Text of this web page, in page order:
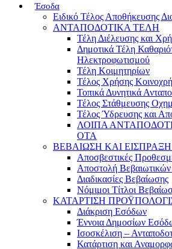
Έσοδα
Ειδικό Τέλος Αποθήκευσης
ΑΝΤΑΠΟΔΟΤΙΚΑ ΤΕΛΗ
Τέλη Διέλευσης και
Δημοτικά Τέλη
Ηλεκτροφωτισμού
Τέλη Κοιμητηρίων
Τέλος Χρήσης
Τοπικά Δυνητικά
Τέλος Στάθμευσης
Τέλος Ύδρευσης και
ΛΟΙΠΑ
ΟΤΑ
ΒΕΒΑΙΩΣΗ ΚΑΙ
Αποσβεστικές
Αποστολή
Διαδικασίες Βεβαίωσης
Νόμιμοι Τίτλοι
ΚΑΤΑΡΤΙΣΗ
Διάκριση Εσόδων
Έννοια Δημοσίων
Ισοσκέλιση –
Κατάρτιση και